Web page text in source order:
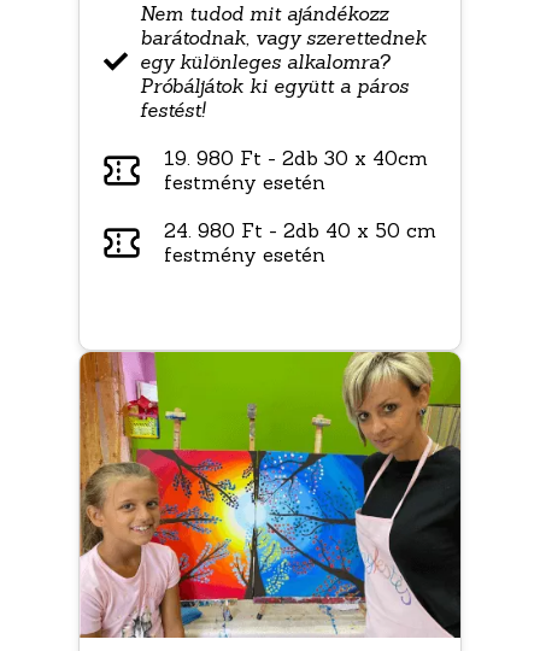
Nem tudod mit ajándékozz
barátodnak, vagy szerettednek
egy különleges alkalomra?
Próbáljátok ki együtt a páros
festést!
19. 980 Ft - 2db 30 x 40cm
festmény esetén
24. 980 Ft - 2db 40 x 50 cm
festmény esetén